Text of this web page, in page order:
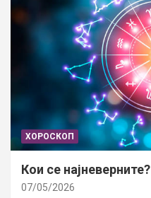
ХОРОСКОП
Кои се најневерните?
07/05/2026